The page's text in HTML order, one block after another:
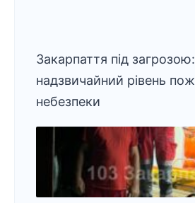
Закарпаття під
надзвичайний рівень
небезпеки